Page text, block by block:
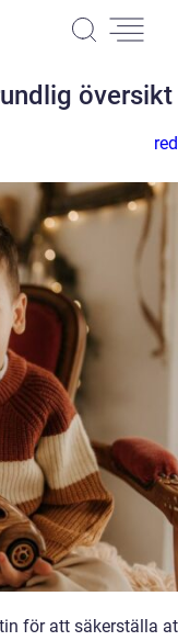
översikt
för att säkerställa